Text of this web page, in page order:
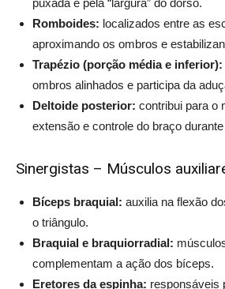
puxada e pela “largura” do dorso.
Romboides: localizados entre as
aproximando os ombros e
Trapézio (porção média e inferior):
ombros alinhados e participa da
Deltoide posterior: contribui para o
extensão e controle do braço
Sinergistas – Músculos
Bíceps braquial: auxilia na flexão
o triângulo.
Braquial e braquiorradial:
complementam a ação dos bíceps.
Eretores da espinha: responsáveis